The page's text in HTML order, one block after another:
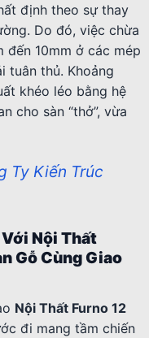
định theo sự thay
Do đó, việc chừa
đến 10mm ở các mép
tuân thủ. Khoảng
khéo léo bằng hệ
cho sàn “thở”, vừa
Ty Kiến Trúc
Nội Thất
Gỗ Cùng Giao
Nội Thất Furno 12
đi mang tầm chiến